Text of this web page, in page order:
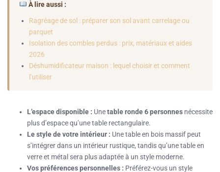
À lire aussi :
Ragréage de sol : préparer son sol avant carrelage ou
parquet
Isolation des combles perdus : prix, matériaux et aides
2026
Déshumidificateur maison : lequel choisir et comment
l’utiliser
L’espace disponible : Unetable ronde 6 personnes nécessite
plus d’espace qu’une table rectangulaire.
Le style de votre intérieur : Une table en bois massif peut
s’intégrer dans un intérieur rustique, tandis qu’une table en
verre et métal sera plus adaptée à un style moderne.
Vos préférences personnelles : Préférez-vous un style